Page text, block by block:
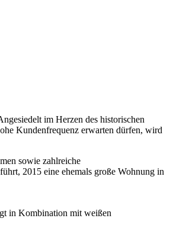
im Herzen des historischen
Kundenfrequenz erwarten dürfen, wird
sowie zahlreiche
2015 eine ehemals große Wohnung in
in Kombination mit weißen